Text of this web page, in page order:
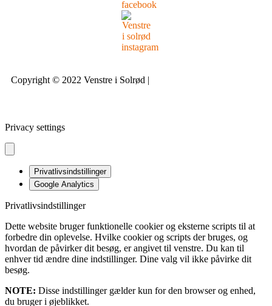
Copyright © 2022 Venstre i Solrød |
Privacy settings
Privatlivsindstillinger
Google Analytics
Privatlivsindstillinger
Dette website bruger funktionelle cookier og eksterne scripts til at
forbedre din oplevelse. Hvilke cookier og scripts der bruges, og
hvordan de påvirker dit besøg, er angivet til venstre. Du kan til
enhver tid ændre dine indstillinger. Dine valg vil ikke påvirke dit
besøg.
NOTE: Disse indstillinger gælder kun for den browser og enhed,
du bruger i øjeblikket.